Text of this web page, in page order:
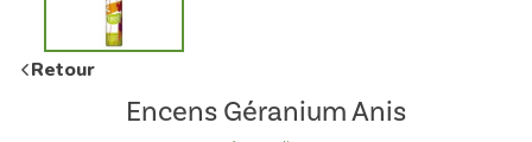
Retour
Encens Géranium Anis